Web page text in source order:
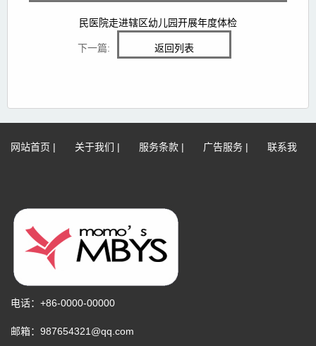
民医院走进辖区幼儿园开展年度体检
下一篇: 返回列表
网站首页 | 关于我们 | 服务条款 | 广告服务 | 联系我
电话：+86-0000-00000
邮箱：987654321@qq.com